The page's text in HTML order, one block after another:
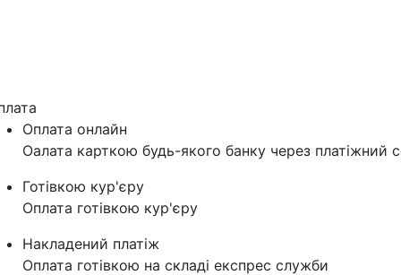
Оплата онлайн
Оалата карткою будь-якого банку через платіжний
Готівкою кур'єру
Оплата готівкою кур'єру
Накладений платіж
Оплата готівкою на складі експрес служби